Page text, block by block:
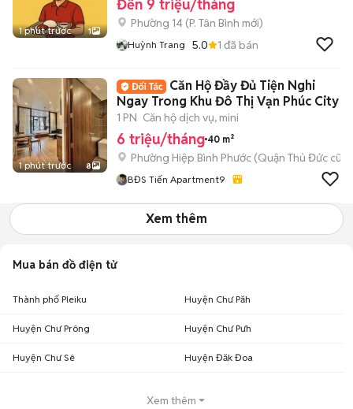
1 phút trước 1
Đến 9 triệu/tháng
Phường 14 (P. Tân Bình mới)
Huỳnh Trang 5.0 1 đã bán
1 phút trước 8
Căn Hộ Đầy Đủ Tiện Nghi
Ngay Trong Khu Đô Thị Vạn Phúc City
1 PN Căn hộ dịch vụ, mini
6 triệu/tháng 40 m²
Phường Hiệp Bình Phước (Quận Thủ Đức cũ)
BĐS Tiến Apartment9
Xem thêm
Mua bán đồ điện tử
Thành phố Pleiku Huyện Chư Păh
Huyện Chư Prông Huyện Chư Pưh
Huyện Chư Sê Huyện Đăk Đoa
Xem thêm